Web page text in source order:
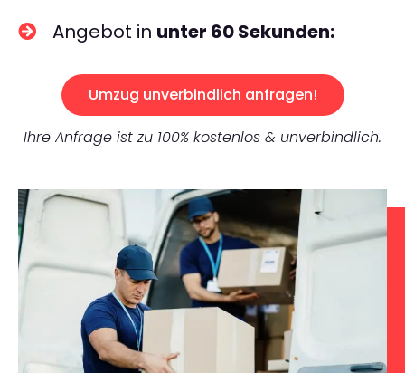
Angebot in unter 60 Sekunden:
Umzug unverbindlich anfragen!
Ihre Anfrage ist zu 100% kostenlos & unverbindlich.